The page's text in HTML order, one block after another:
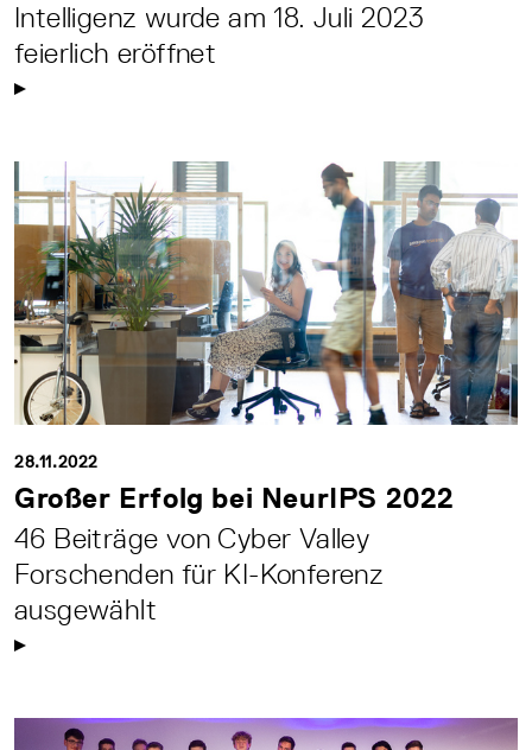
Intelligenz wurde am 18. Juli 2023
feierlich eröffnet
28.11.2022
Großer Erfolg bei NeurIPS 2022
46 Beiträge von Cyber Valley
Forschenden für KI-Konferenz
ausgewählt